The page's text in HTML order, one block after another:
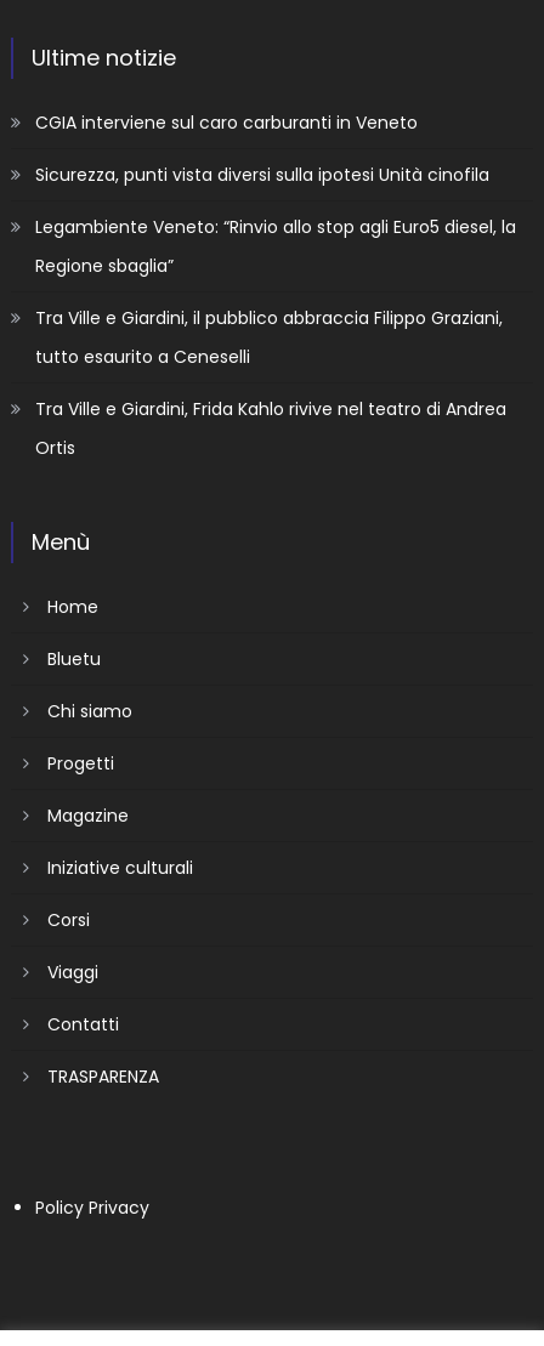
Ultime notizie
CGIA interviene sul caro carburanti in Veneto
Sicurezza, punti vista diversi sulla ipotesi Unità cinofila
Legambiente Veneto: “Rinvio allo stop agli Euro5 diesel, la
Regione sbaglia”
Tra Ville e Giardini, il pubblico abbraccia Filippo Graziani,
tutto esaurito a Ceneselli
Tra Ville e Giardini, Frida Kahlo rivive nel teatro di Andrea
Ortis
Menù
Home
Bluetu
Chi siamo
Progetti
Magazine
Iniziative culturali
Corsi
Viaggi
Contatti
TRASPARENZA
Policy Privacy